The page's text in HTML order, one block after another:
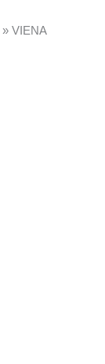
» VIENA